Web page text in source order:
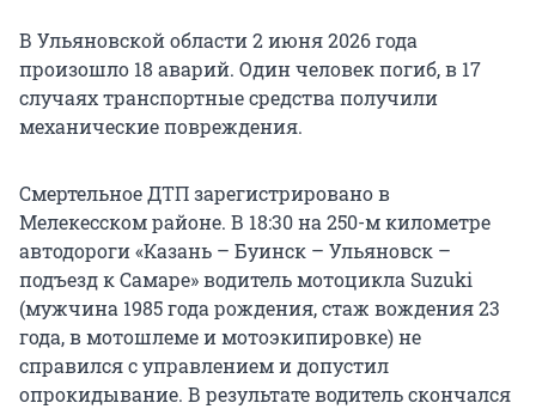
В Ульяновской области 2 июня 2026 года
произошло 18 аварий. Один человек погиб, в 17
случаях транспортные средства получили
механические повреждения.
Смертельное ДТП зарегистрировано в
Мелекесском районе. В 18:30 на 250-м километре
автодороги «Казань – Буинск – Ульяновск –
подъезд к Самаре» водитель мотоцикла Suzuki
(мужчина 1985 года рождения, стаж вождения 23
года, в мотошлеме и мотоэкипировке) не
справился с управлением и допустил
опрокидывание. В результате водитель скончался